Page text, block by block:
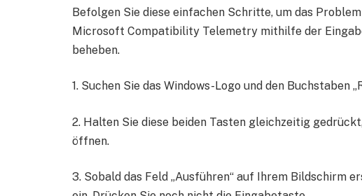
Befolgen Sie diese einfachen Schritte, um das
Microsoft Compatibility Telemetry mithilfe der
beheben.
1. Suchen Sie das Windows-Logo und den Buchstaben
2. Halten Sie diese beiden Tasten gleichzeitig
öffnen.
3. Sobald das Feld „Ausführen“ auf Ihrem Bildschirm